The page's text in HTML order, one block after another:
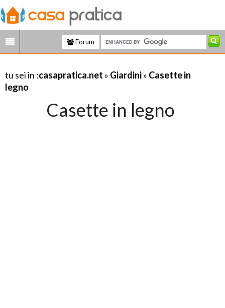
Forum
tu sei in :casapratica.net » Giardini» Casette in
legno
Casette in legno